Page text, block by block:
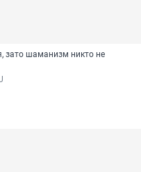
зато шаманизм никто не